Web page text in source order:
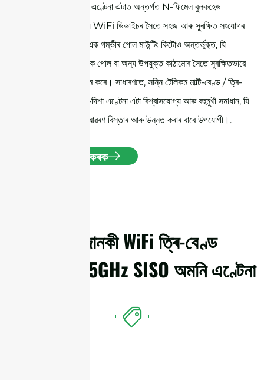
বাবে উপযুক্ত কৰে। এণ্টেনা এটাত অন্তৰ্গত N-ফিমেল বুলকহেড
সংযোগকাৰী আছে, যি WiFi ডিভাইচৰ সৈতে সহজ আৰু সুৰক্ষিত সংযোগৰ
সুবিধা দিয়ে। ইয়াত এক গম্ভীৰ পোল মাউন্টিং কিটোও অন্তর্ভুক্ত, যি
আপোনাক এণ্টেনা এক পোল বা অন্য উপযুক্ত কাঠামোৰ সৈতে সুৰক্ষিতভাৱে
সংযোগ কৰিবলৈ সক্ষম কৰে। সাধাৰণতে, সন্নি টেলিকম মাল্টি-বেণ্ড / ত্ৰি-
বেণ্ড WiFi অমনি-দিশা এণ্টেনা এটা বিশ্বাসযোগ্য আৰু বহুমুখী সমাধান, যি
বহু বেণ্ডত WiFi আৱৰণ বিস্তাৰ আৰু উন্নত কৰাৰ বাবে উপযোগী।.
উদ্ধৃতি লাভ কৰক
বিশদ জানকী WiFi ত্ৰি-বেণ্ড
2.4/5/7.125GHz SISO অমনি এণ্টেনা